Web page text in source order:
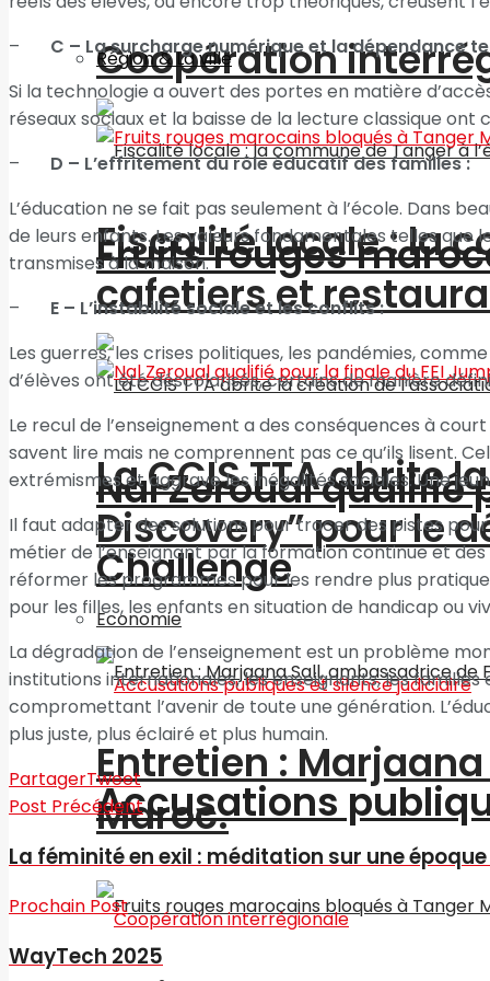
Coopération
Fiscalité locale : la
cafetiers et
La CCIS TTA abrite
Discovery” pour le
Economie
Entretien : Marjaana
Maroc.
Région & La ville
Fruits rouges
Nal Zeroual qualifié
Challenge
Accusations
– C – La surcharge numérique et la dépendance
Si la technologie a ouvert des portes en matière
réseaux sociaux et la baisse de la lecture classique
– D – L’effritement du rôle éducatif des familles :
L’éducation ne se fait pas seulement à l’école. Dans
de leurs enfants. Les valeurs fondamentales telles
transmises à la maison.
– E – L’instabilité sociale et les conflits :
Les guerres, les crises politiques, les pandémies,
d’élèves ont été déscolarisés, certains de manière
Le recul de l’enseignement a des conséquences à
savent lire mais ne comprennent pas ce qu’ils lisent.
extrémismes et aggrave les inégalités sociales. Une
Il faut adapter des solutions pour tracer des pistes
métier de l’enseignant par la formation continue et
réformer les programmes pour les rendre plus
pour les filles, les enfants en situation de handicap ou
La dégradation de l’enseignement est un problème
institutions internationales, les enseignants, les
compromettant l’avenir de toute une génération.
plus juste, plus éclairé et plus humain.
PartagerTweet
Post Précédent
La féminité en exil : méditation sur une
Prochain Post
WayTech 2025